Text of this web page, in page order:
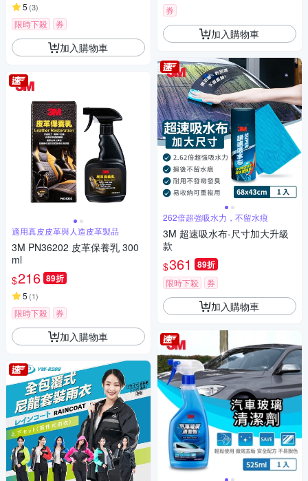
5 (3)
限時下殺 券
加入購物車
適用真皮皮革與人造皮革製品
3M PN36202 皮革保養乳 300
ml
$216 89折
5 (1)
限時下殺 券
加入購物車
券
加入購物車
262倍超強吸水力，不留水痕
3M 超速吸水布-尺寸加大升級
款
$361 89折
限時下殺 券
加入購物車